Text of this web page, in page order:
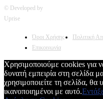
© Developed by
Uprise
Όροι Χρήσης Πολιτική
Επικοινωνία
Χρησιμοποιούμε cookies για
δυνατή εμπειρία στη σελίδα
χρησιμοποιείτε τη σελίδα, θα
ικανοποιημένοι με αυτό.